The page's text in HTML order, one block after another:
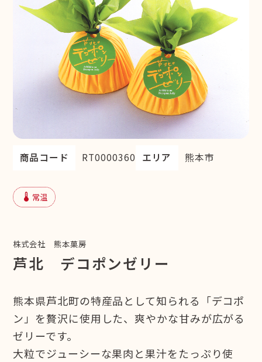
商品コード RT0000360 エリア 熊本市
device_thermostat 常温
株式会社 熊本菓房
芦北 デコポンゼリー
熊本県芦北町の特産品として知られる「デコポ
ン」を贅沢に使用した、爽やかな甘みが広がる
ゼリーです。
大粒でジューシーな果肉と果汁をたっぷり使